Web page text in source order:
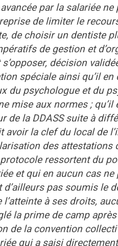
par la salariée
de limiter le
de choisir un dentiste
de gestion et
décision
spéciale ainsi qu’il en
du psychologue et du
mise aux normes ;
de la DDASS suite à
avoir la clef du local de
des
ressortent du
et qui en aucun cas
pas soumis le
à ses droits,
la prime de camp
de la convention
qui a saisi